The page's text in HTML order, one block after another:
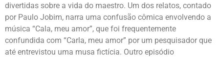
divertidas sobre a vida do maestro. Um dos relatos, contado
por Paulo Jobim, narra uma confusão cômica envolvendo a
música “Cala, meu amor”, que foi frequentemente
confundida com “Carla, meu amor” por um pesquisador que
até entrevistou uma musa fictícia. Outro episódio